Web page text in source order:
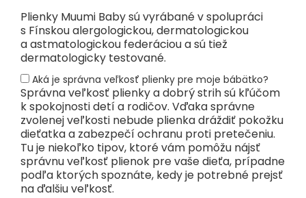
Plienky Muumi Baby sú vyrábané v spolupráci
s Fínskou alergologickou, dermatologickou
a astmatologickou federáciou a sú tiež
dermatologicky testované.
Aká je správna veľkosť plienky pre moje bábätko?
Správna veľkosť plienky a dobrý strih sú kľúčom
k spokojnosti detí a rodičov. Vďaka správne
zvolenej veľkosti nebude plienka dráždiť pokožku
dieťatka a zabezpečí ochranu proti pretečeniu.
Tu je niekoľko tipov, ktoré vám pomôžu nájsť
správnu veľkosť plienok pre vaše dieťa, prípadne
podľa ktorých spoznáte, kedy je potrebné prejsť
na ďalšiu veľkosť.